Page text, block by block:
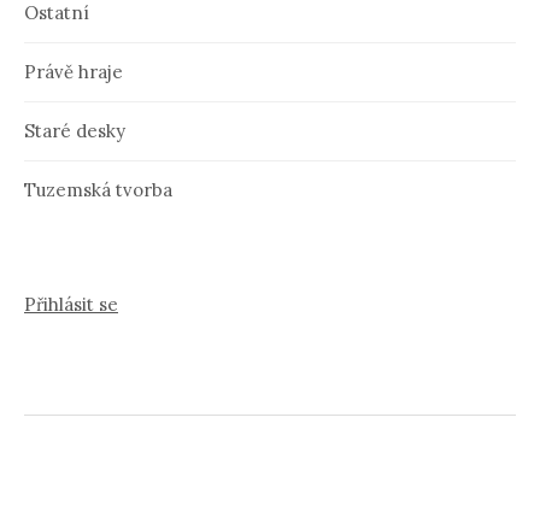
Ostatní
Právě hraje
Staré desky
Tuzemská tvorba
Přihlásit se